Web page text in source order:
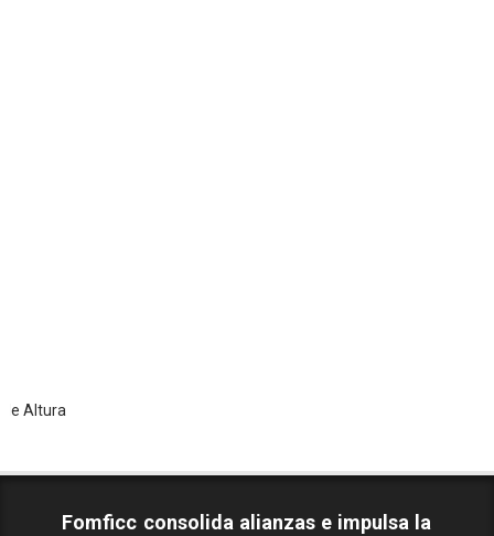
Fomficc consolida alianzas e impulsa la